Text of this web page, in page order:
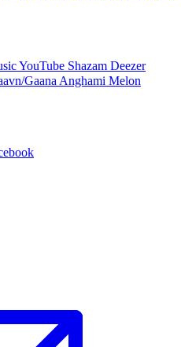
YouTube Shazam Deezer
Gaana Anghami Melon